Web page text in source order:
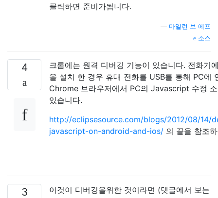
클릭하면 준비가됩니다.
마일런 보 에프
소스
4
크롬에는 원격 디버깅 기능이 있습니다. 전화기
을 설치 한 경우 휴대 전화를 USB를 통해 PC에
Chrome 브라우저에서 PC의 Javascript 수정
있습니다.
http://eclipsesource.com/blogs/2012/08/14/
javascript-on-android-and-ios/ 의 끝을 참조
3
이것이 디버깅을위한 것이라면 (댓글에서 보는